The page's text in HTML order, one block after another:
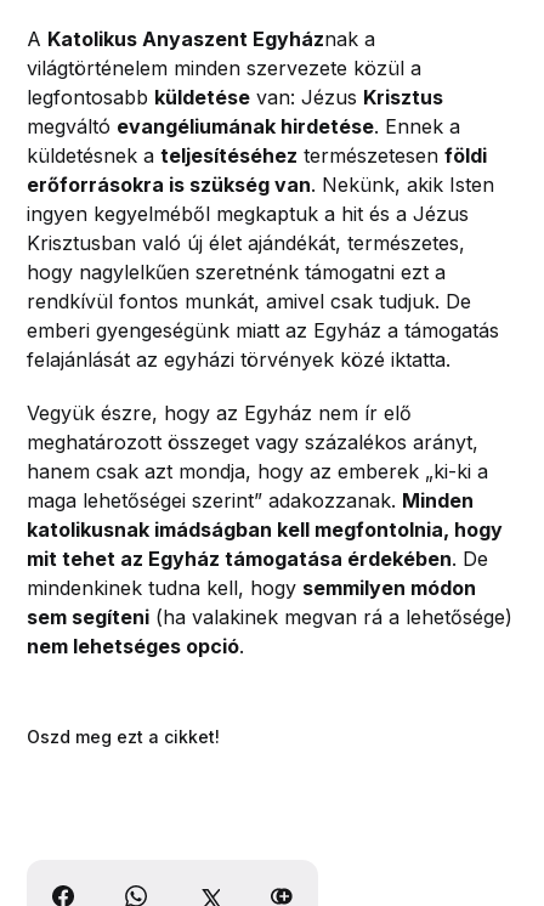
A Katolikus Anyaszent Egyháznak a
világtörténelem minden szervezete közül a
legfontosabb küldetése van: Jézus Krisztus
megváltó evangéliumának hirdetése. Ennek a
küldetésnek ateljesítéséhez természetesenföldi
erőforrásokra is szükség van. Nekünk, akik Isten
ingyen kegyelméből megkaptuk a hit és a Jézus
Krisztusban való új élet ajándékát, természetes,
hogy nagylelkűen szeretnénk támogatni ezt a
rendkívül fontos munkát, amivel csak tudjuk. De
emberi gyengeségünk miatt az Egyház a támogatás
felajánlását az egyházi törvények közé iktatta.
Vegyük észre, hogy az Egyház nem ír elő
meghatározott összeget vagy százalékos arányt,
hanem csak azt mondja, hogy az emberek „ki-ki a
maga lehetőségei szerint” adakozzanak. Minden
katolikusnak imádságban kell megfontolnia, hogy
mit tehet az Egyház támogatása érdekében. De
mindenkinek tudna kell, hogy semmilyen módon
sem segíteni (ha valakinek megvan rá a lehetősége)
nem lehetséges opció.
Oszd meg ezt a cikket!